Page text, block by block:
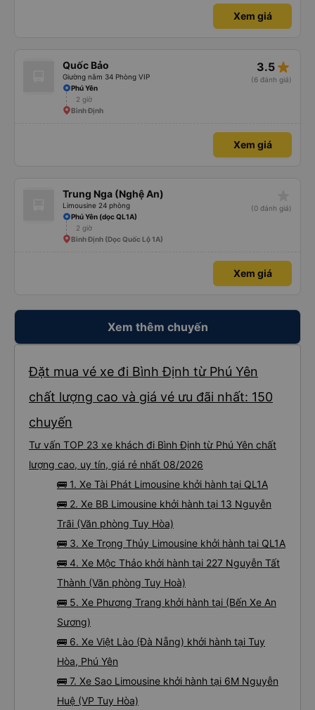
Xem giá
Quốc Bảo
Giường nằm 34 Phòng VIP
3.5 star_rate
(6 đánh giá)
Phú Yên
2 giờ
Bình Định
Xem giá
Trung Nga (Nghệ An)
Limousine 24 phòng
(0 đánh giá)
Phú Yên (dọc QL1A)
2 giờ
Bình Định (Dọc Quốc Lộ 1A)
Xem giá
Xem thêm chuyến
Đặt mua vé xe đi Bình Định từ Phú Yên
chất lượng cao và giá vé ưu đãi nhất: 150
chuyến
Tư vấn TOP 23 xe khách đi Bình Định từ Phú Yên chất
lượng cao, uy tín, giá rẻ nhất 08/2026
🚌 1. Xe Tài Phát Limousine khởi hành tại QL1A
🚌 2. Xe BB Limousine khởi hành tại 13 Nguyễn
Trãi (Văn phòng Tuy Hòa)
🚌 3. Xe Trọng Thủy Limousine khởi hành tại QL1A
🚌 4. Xe Mộc Thảo khởi hành tại 227 Nguyễn Tất
Thành (Văn phòng Tuy Hoà)
🚌 5. Xe Phương Trang khởi hành tại (Bến Xe An
Sương)
🚌 6. Xe Việt Lào (Đà Nẵng) khởi hành tại Tuy
Hòa, Phú Yên
🚌 7. Xe Sao Limousine khởi hành tại 6M Nguyễn
Huệ (VP Tuy Hòa)